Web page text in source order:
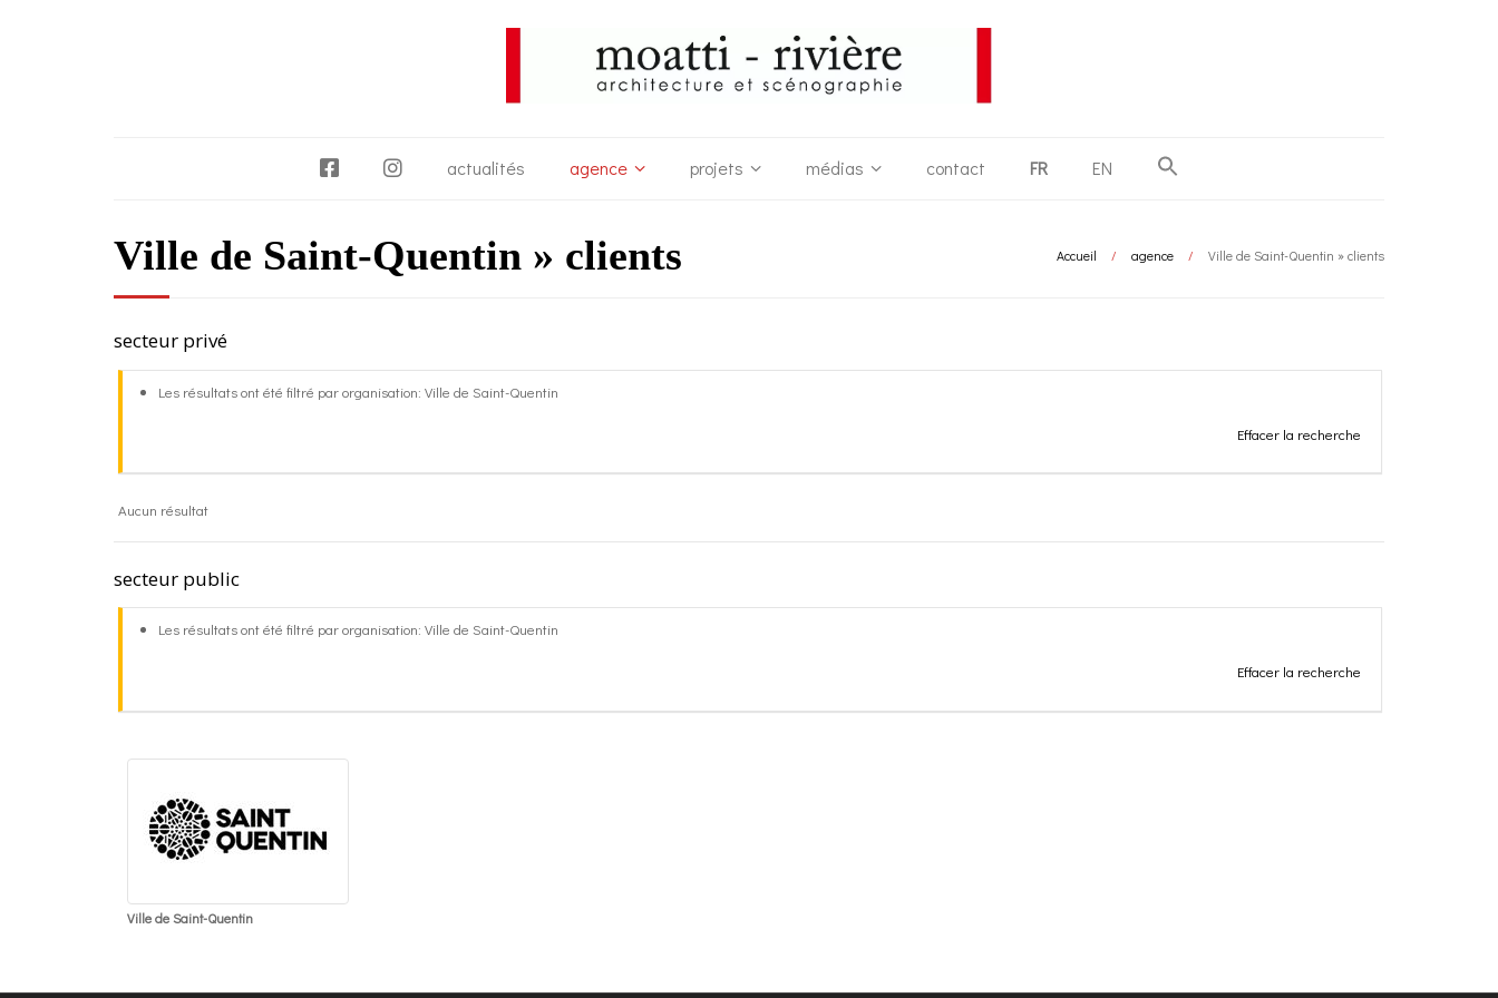
F
e
b
I
t
a
actualités agence projets médias contact FR EN
Ville de Saint-Quentin » clients Accueil / agence / Ville de Saint-Quentin » clients
secteur privé
Les résultats ont été filtré par organisation: Ville de Saint-Quentin
Effacer la recherche
Aucun résultat
secteur public
Les résultats ont été filtré par organisation: Ville de Saint-Quentin
Effacer la recherche
Ville de Saint-Quentin